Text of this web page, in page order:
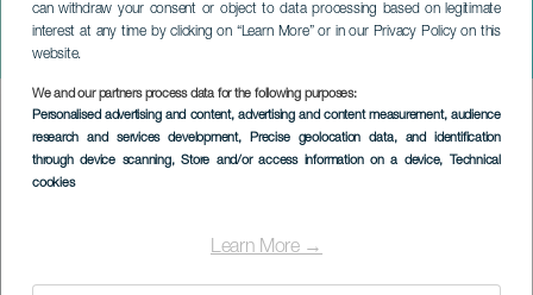
can withdraw your consent or object to data processing based on legitimate
interest at any time by clicking on “Learn More” or in our Privacy Policy on this
website.
We and our partners process data for the following purposes:
Personalised advertising and content, advertising and content measurement, audience
research and services development, Precise geolocation data, and identification
through device scanning, Store and/or access information on a device, Technical
cookies
Learn More →
Rebeca Mora Duo en
concert
Imagen
Listado